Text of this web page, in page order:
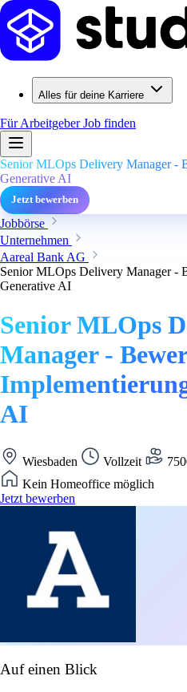
Alles für deine Karriere
Für ArbeitgeberJob finden
Senior MLOps Delivery Manager -
Generative AI
Jetzt bewerben
Jobbörse
Unternehmen
Aareal Bank AG
Senior MLOps Delivery Manager -
Generative AI
Senior MLOps
Manager -
AI
Wiesbaden Vollzeit
Kein Homeoffice möglich
Jetzt bewerben
Auf einen Blick